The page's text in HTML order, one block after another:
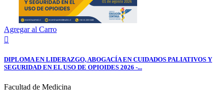
Agregar al Carro

DIPLOMA EN LIDERAZGO, ABOGACÍA EN CUIDADOS PALIATIVOS Y
SEGURIDAD EN EL USO DE OPIOIDES 2026 -...
Facultad de Medicina